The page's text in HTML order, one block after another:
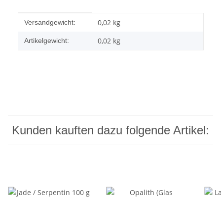
Produkteigenschaft
Wert
Versandgewicht: 0,02 kg
Artikelgewicht: 0,02 kg
Kunden kauften dazu folgende Artikel: